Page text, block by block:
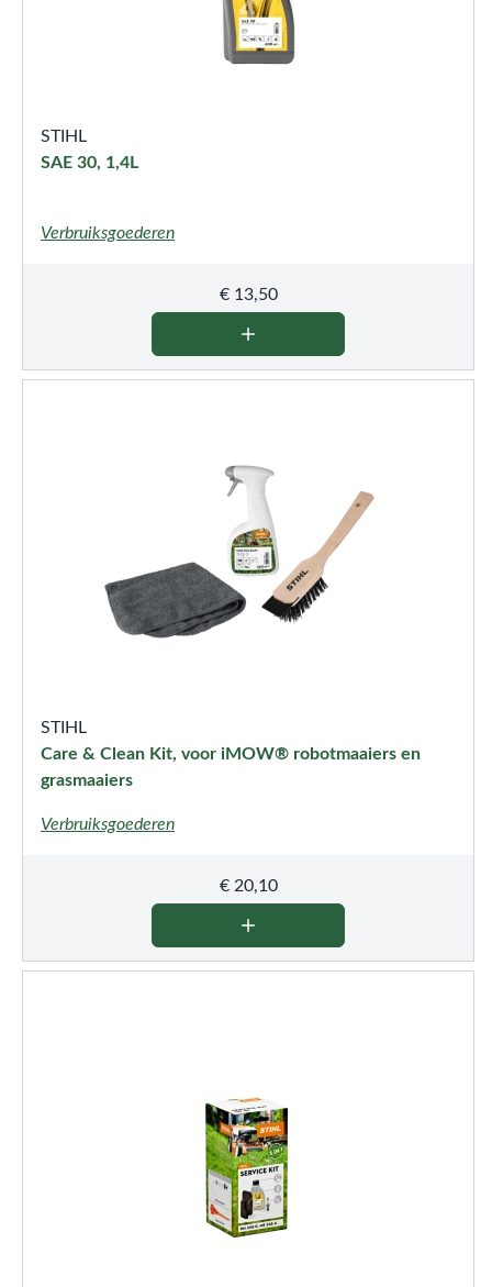
STIHL
SAE 30, 1,4L
Verbruiksgoederen
€13,50
STIHL
Care & Clean Kit, voor iMOW® robotmaaiers en
grasmaaiers
Verbruiksgoederen
€20,10